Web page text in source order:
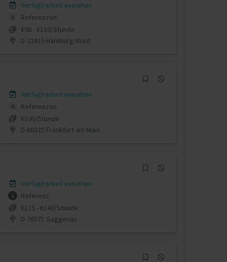
Verfügbarkeit einsehen
0
Referenzen
€90 - €110/Stunde
D-22415 Hamburg-Nord
Verfügbarkeit einsehen
0
Referenzen
€100/Stunde
D-60325 Frankfurt am Main
Verfügbarkeit einsehen
1
Referenz
€115 - €140/Stunde
D-76571 Gaggenau